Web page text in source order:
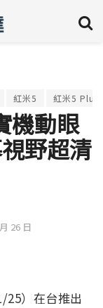
紅米5 紅米5 Plus
機動眼
野超清
26 日
25）在台推出